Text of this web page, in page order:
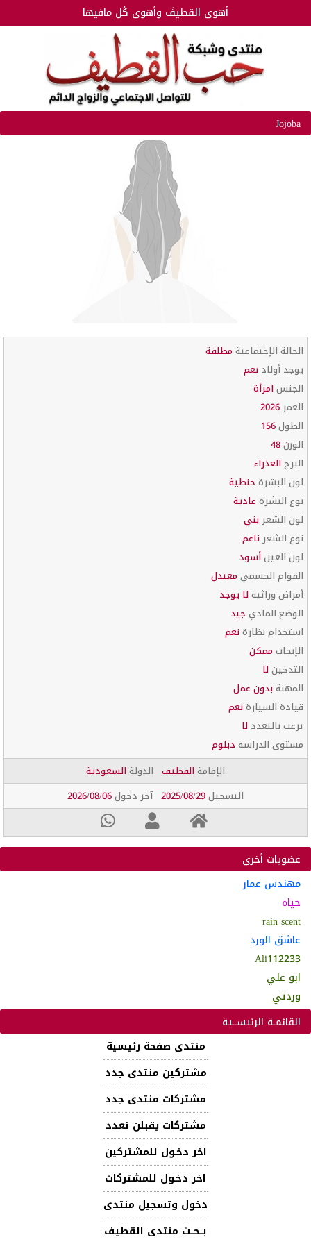
أهوى القطيفَ وأهوى كُل مافيها
Jojoba
الحالة الإجتماعية مطلقة
يوجد أولاد نعم
الجنسامرأة
العمر2026
الطول156
الوزن48
البرجالعذراء
لون البشرة حنطية
نوع البشرة عادية
لون الشعربني
نوع الشعرناعم
لون العينأسود
القوام الجسمي معتدل
أمراض وراثيةلا يوجد
الوضع المادي جيد
استخدام نظارةنعم
الإنجاب ممكن
التدخينلا
المهنةبدون عمل
قيادة السيارةنعم
ترغب بالتعدد لا
مستوى الدراسة دبلوم
الإقامةالقطيف الدولةالسعودية
التسجيل2025/08/29 آخر دخول2026/08/06
عضويات أخرى
مهندس عمار
حياه
rain scent
عاشق الورد
Ali112233
ابو علي
وردتي
القائمـة الرئيســية
منتدى صفحة رئيسية
مشتركين منتدى جدد
مشتركات منتدى جدد
مشتركات يقبلن تعدد
اخر دخـول للمشتركين
اخر دخـول للمشتركات
دخول وتسجيل منتدى
بــحــث منتدى القطيف